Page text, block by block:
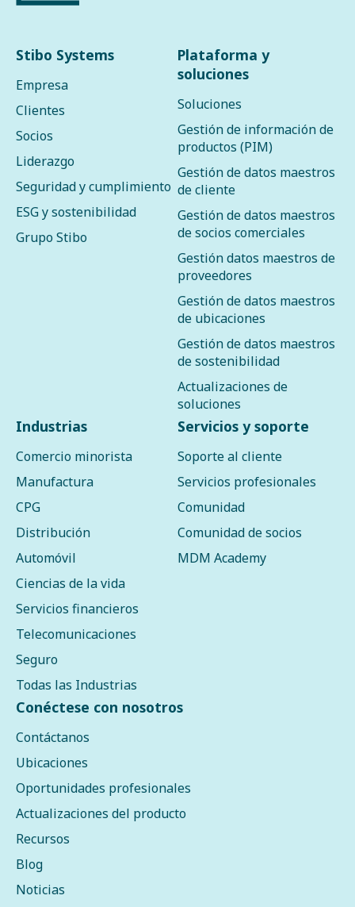
Stibo Systems
Empresa
Clientes
Socios
Liderazgo
Seguridad y cumplimiento
ESG y sostenibilidad
Grupo Stibo
Plataforma y
soluciones
Soluciones
Gestión de información de
productos (PIM)
Gestión de datos maestros
de cliente
Gestión de datos maestros
de socios comerciales
Gestión datos maestros de
proveedores
Gestión de datos maestros
de ubicaciones
Gestión de datos maestros
de sostenibilidad
Actualizaciones de
soluciones
Industrias
Comercio minorista
Manufactura
CPG
Distribución
Automóvil
Ciencias de la vida
Servicios financieros
Telecomunicaciones
Seguro
Todas las Industrias
Servicios y soporte
Soporte al cliente
Servicios profesionales
Comunidad
Comunidad de socios
MDM Academy
Conéctese con nosotros
Contáctanos
Ubicaciones
Oportunidades profesionales
Actualizaciones del producto
Recursos
Blog
Noticias